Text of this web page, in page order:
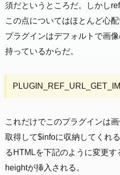
須だというところだ。しかし
この点についてはほとんど心
プラグインはデフォルトで画
持っているからだ。
これだけでこのプラグインは
取得して$infoに収納してくれ
るHTMLを下記のように変更
heightが挿入される。